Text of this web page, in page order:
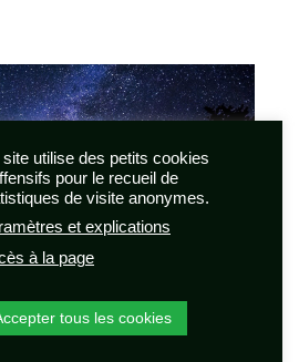
site utilise des petits cookies
pour le recueil de
de visite anonymes.
et explications
à la page
tous les cookies